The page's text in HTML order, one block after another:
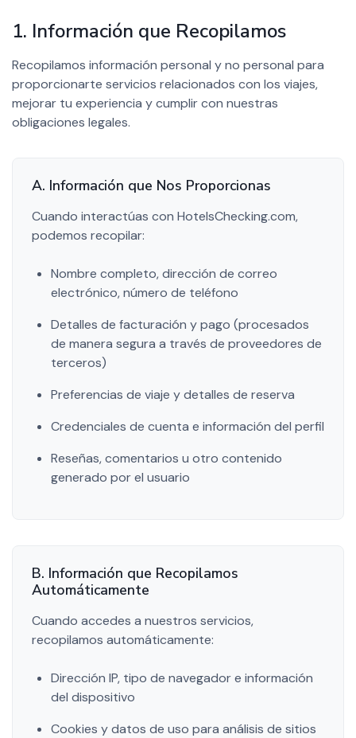
1. Información que Recopilamos
Recopilamos información personal y no personal para
proporcionarte servicios relacionados con los viajes,
mejorar tu experiencia y cumplir con nuestras
obligaciones legales.
A. Información que Nos Proporcionas
Cuando interactúas con HotelsChecking.com,
podemos recopilar:
Nombre completo, dirección de correo
electrónico, número de teléfono
Detalles de facturación y pago (procesados
de manera segura a través de proveedores de
terceros)
Preferencias de viaje y detalles de reserva
Credenciales de cuenta e información del perfil
Reseñas, comentarios u otro contenido
generado por el usuario
B. Información que Recopilamos
Automáticamente
Cuando accedes a nuestros servicios,
recopilamos automáticamente:
Dirección IP, tipo de navegador e información
del dispositivo
Cookies y datos de uso para análisis de sitios